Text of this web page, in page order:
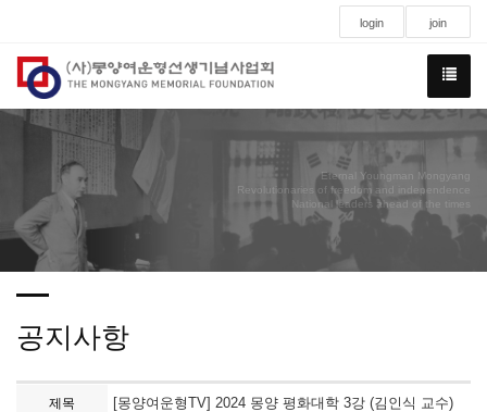
login join
Eternal Youngman Mongyang
Revolutionaries of freedom and independence
National leaders ahead of the times
공지사항
제목 [몽양여운형TV] 2024 몽양 평화대학 3강 (김인식 교수)